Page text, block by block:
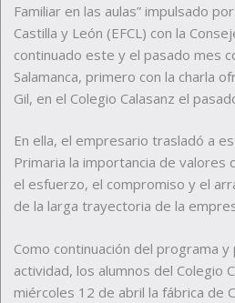
Familiar en las aulas” impulsado
Castilla y León (EFCL) con la
continuado este y el pasado mes
Salamanca, primero con la charla
Gil, en el Colegio Calasanz el
En ella, el empresario trasladó a
Primaria la importancia de valores
el esfuerzo, el compromiso y el
de la larga trayectoria de la
Como continuación del programa
actividad, los alumnos del Colegio
miércoles 12 de abril la fábrica de